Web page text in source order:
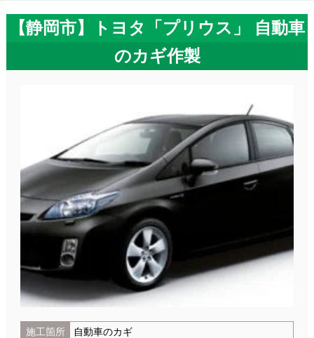
【静岡市】トヨタ「プリウス」 自動車
のカギ作製
施工箇所 自動車のカギ